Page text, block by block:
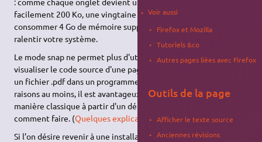
facilement 200 Ko, une vingtaine d'onglets peuvent
consommer 4 Go de mémoire supplémentaire, ce qui peut
ralentir votre système.
Le mode snap ne permet plus d'utiliser un éditeur externe pour
visualiser le code source d'une page (tel que geany), ni de voir
un fichier .pdf dans un programme tel que okular. Pour ces deux
raisons au moins, il est avantageux d'installer firefox de
manière classique à partir d'un dépôt .deb. Ce qui suit explique
comment faire. (Quelques explications supplémentaires.)
Si l’on désire revenir à une installation en.debclassique sans
Voir aussi
Firefox et Mozilla
Tutoriels &co
Autres pages liées avec Firefox
Outils de la page
Afficher le texte source
Anciennes révisions